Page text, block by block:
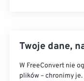
Twoje dane,
W FreeConvert nie
plików – chronimy